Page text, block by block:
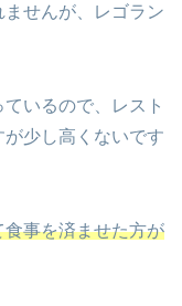
せんが、レゴラン
いるので、レスト
少し高くないです
事を済ませた方が